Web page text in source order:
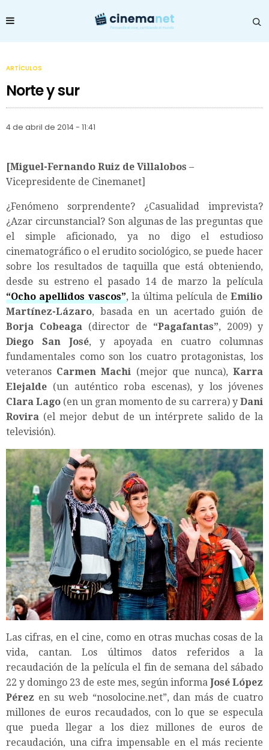
ARTÍCULOS
Norte y sur
4 de abril de 2014 - 11:41
[Miguel-Fernando Ruiz de Villalobos –
Vicepresidente de Cinemanet]
¿Fenómeno sorprendente? ¿Casualidad imprevista?
¿Azar circunstancial? Son algunas de las preguntas que
el simple aficionado, ya no digo el estudioso
cinematográfico o el erudito sociológico, se puede hacer
sobre los resultados de taquilla que está obteniendo,
desde su estreno el pasado 14 de marzo la película
“Ocho apellidos vascos”, la última película de Emilio
Martínez-Lázaro, basada en un acertado guión de
Borja Cobeaga (director de “Pagafantas”, 2009) y
Diego San José, y apoyada en cuatro columnas
fundamentales como son los cuatro protagonistas, los
veteranos Carmen Machi (mejor que nunca),Karra
Elejalde (un auténtico roba escenas), y los jóvenes
Clara Lago (en un gran momento de su carrera) y Dani
Rovira (el mejor debut de un intérprete salido de la
televisión).
Las cifras, en el cine, como en otras muchas cosas de la
vida, cantan. Los últimos datos referidos a la
recaudación de la película el fin de semana del sábado
22 y domingo 23 de este mes, según informa José López
Pérez en su web “nosolocine.net”, dan más de cuatro
millones de euros recaudados, con lo que se especula
que pueda llegar a los diez millones de euros de
recaudación, una cifra impensable en el más reciente